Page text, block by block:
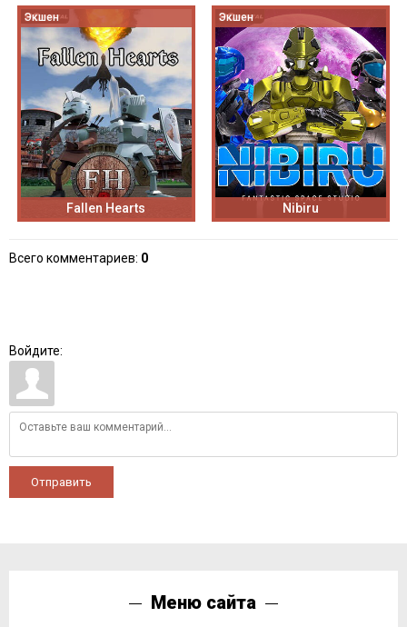
Экшен
Fallen Hearts
Экшен
Nibiru
Всего комментариев: 0
Войдите:
Отправить
Меню сайта